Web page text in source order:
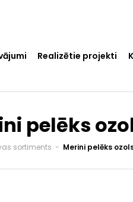
Realizētie projekti
pelēks
sortiments - Merini pelēks